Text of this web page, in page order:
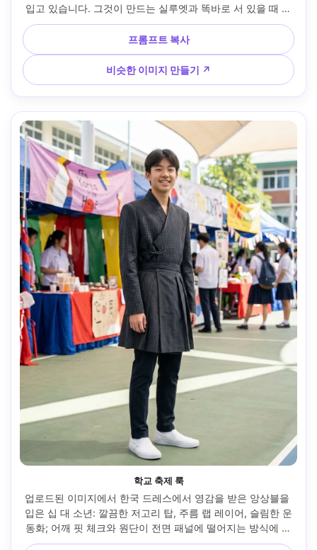
입고 있습니다. 그것이 만드는 실루엣과 똑바로 서 있을 때 몸
의 비율을 보여주세요. 경복궁풍 안뜰배경, 늦은 오후 햇살, 캐
논 R5, 85mm f/1.8, 전신 세로 프레임, 따뜻한 편집 컬러 그레
이딩, 실감 넘치는 원단 질감, 자연스러운 그림자 falloff --ar
4:5
프롬프트 복사
비슷한 이미지 만들기 ↗
학교 축제 룩
업로드된 이미지에서 한국 드레스에서 영감을 받은 앙상블을
입은 십 대 소년: 깔끔한 저고리 탑, 주름 랩 레이어, 슬림한 운
동화; 어깨 핏 체크와 원단이 전면 패널에 떨어지는 방식에 집
중하세요. 야외 학교 축제 부스, 밝은 오픈 셰이드, 니콘 Z7 II,